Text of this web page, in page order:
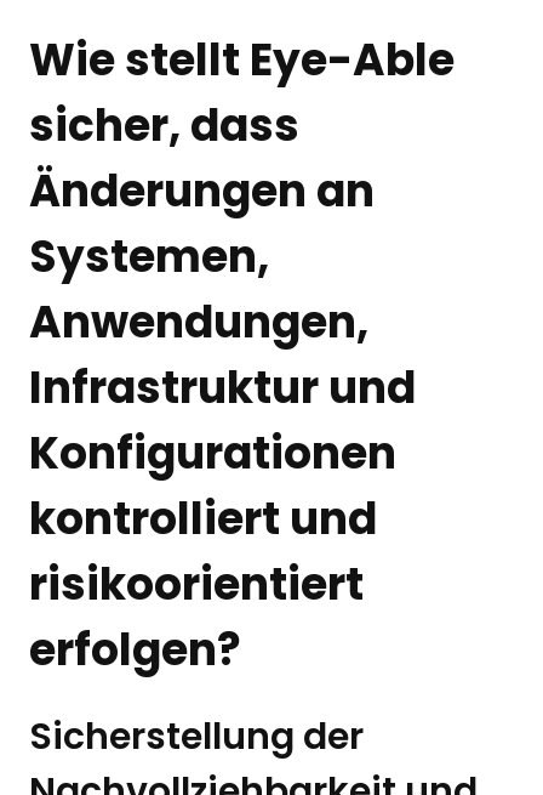
Wie stellt Eye-Able
sicher, dass
Änderungen an
Systemen,
Anwendungen,
Infrastruktur und
Konfigurationen
kontrolliert und
risikoorientiert
erfolgen?
Sicherstellung der